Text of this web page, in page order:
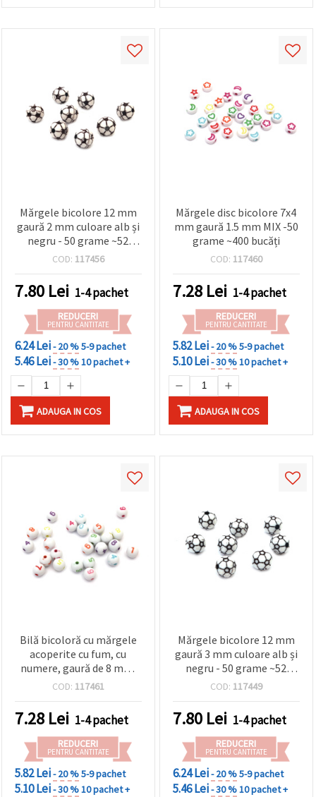
Mărgele bicolore 12 mm
gaură 2 mm culoare alb și
negru - 50 grame ~52
bucăți
COD: 117456
7.80 Lei 1-4 pachet
REDUCERI
PENTRU CANTITATE
6.24 Lei- 20 %5-9 pachet
5.46 Lei- 30 %10 pachet +
ADAUGA IN COS
Mărgele disc bicolore 7x4
mm gaură 1.5 mm MIX -50
grame ~400 bucăți
COD: 117460
7.28 Lei 1-4 pachet
REDUCERI
PENTRU CANTITATE
5.82 Lei- 20 %5-9 pachet
5.10 Lei- 30 %10 pachet +
ADAUGA IN COS
Bilă bicoloră cu mărgele
acoperite cu fum, cu
numere, gaură de 8 mm,
MIX de 2 mm - 50 grame
COD: 117461
7.28 Lei 1-4 pachet
REDUCERI
PENTRU CANTITATE
5.82 Lei- 20 %5-9 pachet
5.10 Lei- 30 %10 pachet +
Mărgele bicolore 12 mm
gaură 3 mm culoare alb și
negru - 50 grame ~52
bucăți
COD: 117449
7.80 Lei 1-4 pachet
REDUCERI
PENTRU CANTITATE
6.24 Lei- 20 %5-9 pachet
5.46 Lei- 30 %10 pachet +